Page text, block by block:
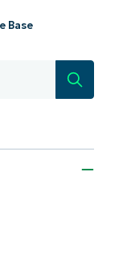
Base
Ricerca